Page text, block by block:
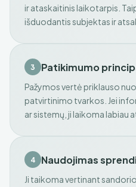
ir ataskaitinis laikotarpis.
išduodantis subjektas ir
3 Patikimumo
Pažymos vertė priklauso
patvirtinimo tvarkos. Jei
ar sistemų, ji laikoma labiau
4 Naudojimas
Ji taikoma vertinant